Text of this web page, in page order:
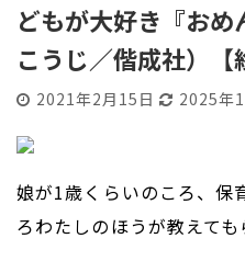
どもが大好き『お
こうじ／偕成社）【
2021年2月15日 2025年
娘が1歳くらいのころ、保
ろわたしのほうが教えても